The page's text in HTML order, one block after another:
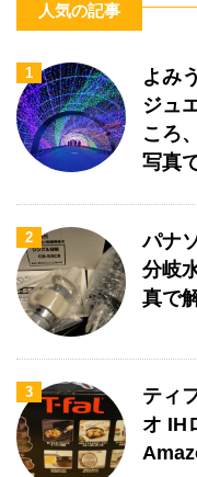
人気の記事
1
よみ
ジュ
ころ
写真
2
パナ
分岐
真で
3
ティ
オ IH